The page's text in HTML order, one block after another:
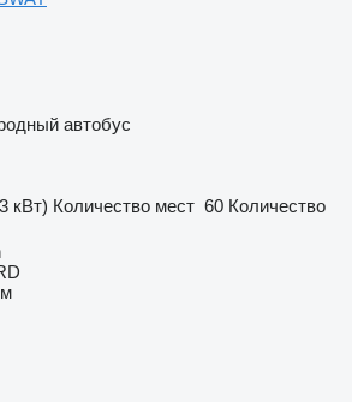
автобус
кВт) Количество мест 60 Количество